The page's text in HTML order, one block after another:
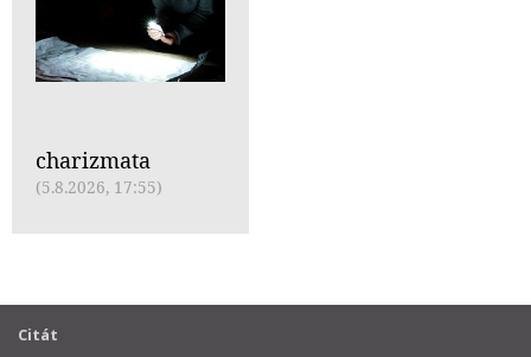
charizmata
(5.8.2026, 17:55)
Citát